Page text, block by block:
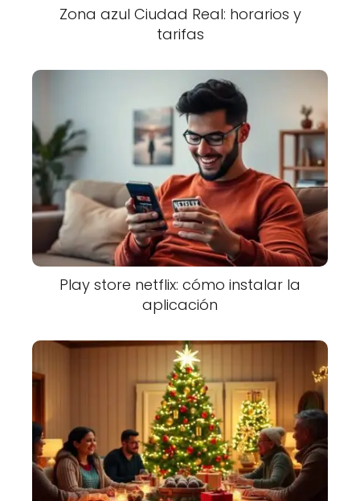
Zona azul Ciudad Real: horarios y
tarifas
Play store netflix: cómo instalar la
aplicación